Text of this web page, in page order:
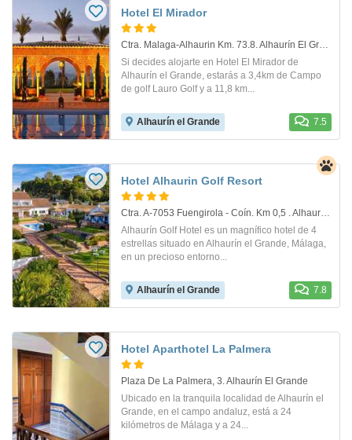
Hotel El Mirador
Ctra. Malaga-Alhaurin Km. 73.8. Alhaurín El Grande
Si decides alojarte en Hotel El Mirador de
Alhaurín el Grande, estarás a 3,4km de Campo
de golf Lauro Golf y a 11,8 km...
Alhaurín el Grande 7.5
Hotel Alhaurin Golf Resort
Ctra. A-7053 Fuengirola - Coín. Km 0,5 . Alhaurin El Grande
Alhaurín Golf Hotel es un magnífico hotel de 4
estrellas situado en Alhaurín el Grande, Málaga,
en un precioso entorno...
Alhaurín el Grande 7.8
Hotel Aparthotel La Palmera
Plaza De La Palmera, 3. Alhaurín El Grande
Ubicado en la tranquila localidad de Alhaurín el
Grande, en el campo andaluz, está a 24
kilómetros de Málaga y a 24...